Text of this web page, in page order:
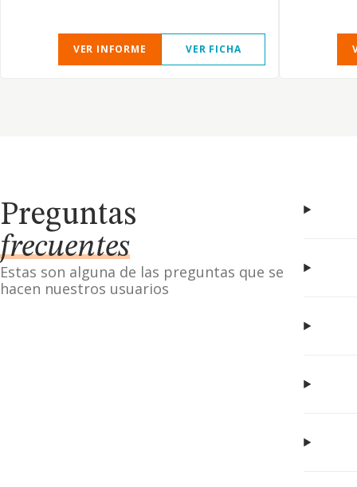
VER INFORME VER FICHA
Preguntas
frecuentes
Estas son alguna de las preguntas que se
hacen nuestros usuarios